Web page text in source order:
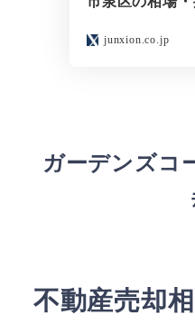
junxion.co.jp
ガーデンズコ
不動産売却